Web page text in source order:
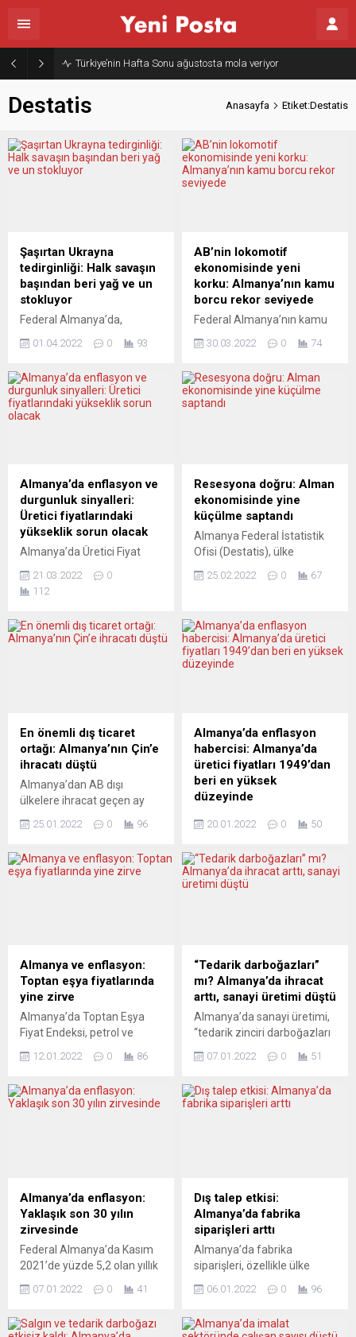
Türkiye’nin Hafta Sonu ağustosta mola veriyor
Destatis Anasayfa Etiket:Destatis
Şaşırtan Ukrayna
tedirginliği: Halk savaşın
başından beri yağ ve un
stokluyor
Federal Almanya’da,
birlikte yemeklik yağ ve un
yüksek artış olduğu ortaya
çıktı. Almanya Federal
İstatistik Dairesi (Destatis),
haftasından 10’uncu (7-13
Mart) haftasına kadar
istatistiklerini yayınlandı.
Buna göre, bölgede savaşın
başladığı hafta Alman
tüketiciler yemeklik...
01.04.2022 0 93
AB’nin lokomotif
ekonomisinde yeni
korku: Almanya’nın kamu
borcu rekor seviyede
Federal Almanya’nın kamu
avro artışla 2 trilyon 319,8
Almanya Federal İstatistik
Dairesi’nin (Destatis)
belediye birlikleri düzeyinde
tüm temel ve ilave bütçeleri
de dahil kamu dışı
kurumlara genel kamu...
30.03.2022 0 74
Almanya’da enflasyon ve
durgunluk sinyalleri:
Üretici fiyatlarındaki
yükseklik sorun olacak
Almanya’da Üretici Fiyat
fiyatlarının etkisiyle geçen
ay 2021’in aynı dönemine
fiyatlar henüz tüketiciye
yansıtılmadığı için, geleceğe
ayına ilişkin ÜFE verilerini
açıkladı. Buna göre,
Almanya’da ÜFE, şubatta
ocak ayına kıyasla...
21.03.2022
0
112
Resesyona doğru: Alman
ekonomisinde yine
küçülme saptandı
Almanya Federal İstatistik
Ofisi (Destatis), ülke
çeyreğinde bir önceki
Destatis’in açıkladığı nihai
verilere göre, Almanya’da
mevsim ve takvim
çeyreğinde bir önceki
çeyreğe göre yüzde 0,3
geriledi. Destatis, 28
Ocak’ta...
25.02.2022 0 67
En önemli dış ticaret
ortağı: Almanya’nın Çin’e
ihracatı düştü
Almanya’dan AB dışı
ülkelere ihracat geçen ay
artarak 53 milyar avroya
ticaret ortağı Çin’e ihracat
ise yüzde 7,9 azaldı. Alman
verilerini açıkladı. Buna göre,
Almanya’dan AB dışı
ülkelere ihracat,...
25.01.2022 0 96
Almanya’da enflasyon
habercisi: Almanya’da
üretici fiyatları 1949’dan
beri en yüksek
düzeyinde
Üretici Fiyat Endeksi (Sanayi
fiyatlarının etkisiyle geçen
ay 2020’nin aynı dönemine
verilerini açıkladı. Buna göre,
Almanya’da Sanayi ÜFE,
geçen ay kasıma kıyasla
yüzde 5, Aralık 2020’ye göre
de yüzde...
20.01.2022 0 50
Almanya ve enflasyon:
Toptan eşya fiyatlarında
yine zirve
Almanya’da Toptan Eşya
Fiyat Endeksi, petrol ve
metal ürünlerindeki fiyat
artışı nedeniyle geçen yıl
artarak 1974’ten bu yana en
yüksek yıllık artışı kaydetti.
bir önceki yıla kıyasla yüzde
9,8 arttı. Destatis
açıklamasında,...
12.01.2022 0 86
“Tedarik darboğazları”
mı? Almanya’da ihracat
arttı, sanayi üretimi düştü
Almanya’da sanayi üretimi,
“tedarik zinciri darboğazları
ve artan üretici fiyatları”
nedeniyle Kasım 2021’de
Beklenti ters yöndeydi.
Almanya Federal İstatistik
takvim etkisinden
arındırılmış sanayi üretimi,
kasımda bir önceki aya
kıyasla yüzde...
07.01.2022 0 51
Almanya’da enflasyon:
Yaklaşık son 30 yılın
zirvesinde
Federal Almanya’da Kasım
2021’de yüzde 5,2 olan yıllık
salgının etkisiyle Aralık
yaklaşık son 30 yılın en
07.01.2022 0 41
Dış talep etkisi:
Almanya’da fabrika
siparişleri arttı
Almanya’da fabrika
siparişleri, özellikle ülke
güçlü talebin etkisiyle
gösterdi. Almanya Federal
06.01.2022 0 96